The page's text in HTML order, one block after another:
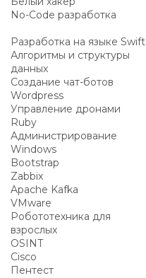
No-Code разработка
Разработка на языке Swift
Алгоритмы и структуры
данных
Создание чат-ботов
Wordpress
Управление дронами
Ruby
Администрирование
Windows
Bootstrap
Zabbix
Apache Kafka
VMware
Робототехника для
взрослых
OSINT
Cisco
Пентест